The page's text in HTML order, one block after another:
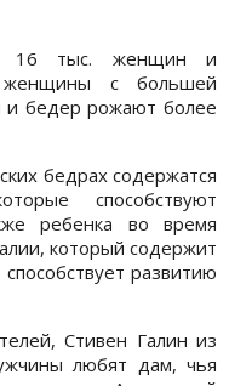
16 тыс. женщин и
с большей
и бедер рожают более
бедрах содержатся
способствуют
ребенка во время
который содержит
развитию
Стивен Галин из
любят дам, чья